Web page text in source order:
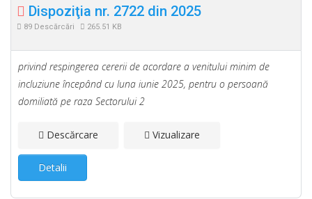
Dispoziţia nr. 2722 din 2025
89 Descărcări 265.51 KB
privind respingerea cererii de acordare a venitului minim de
incluziune începând cu luna iunie 2025, pentru o persoană
domiliată pe raza Sectorului 2
Descărcare Vizualizare
Detalii